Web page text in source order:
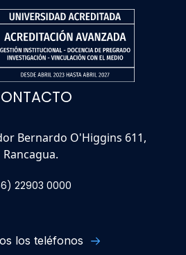
Bernardo O'Higgins 611,
Rancagua.
22903 0000
los teléfonos